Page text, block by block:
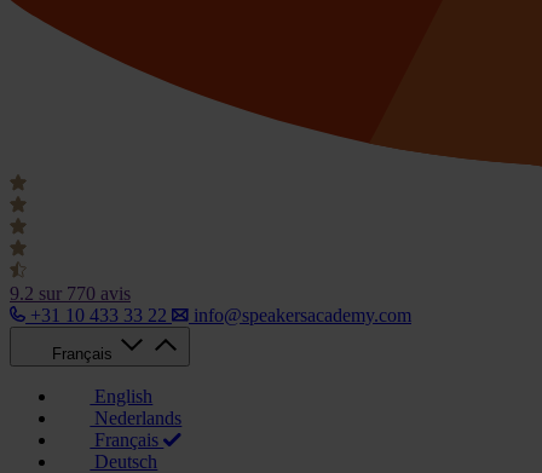
9.2 sur 770 avis
+31 10 433 33 22
info@speakersacademy.com
Français
English
Nederlands
Français
Deutsch